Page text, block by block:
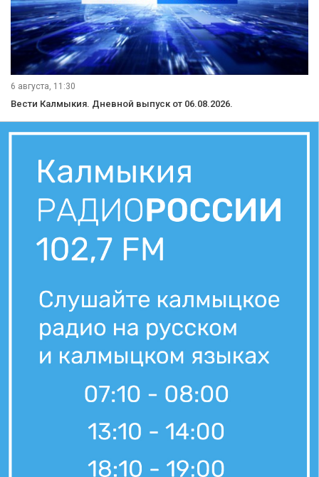
6 августа, 11:30
Вести Калмыкия. Дневной выпуск от 06.08.2026.